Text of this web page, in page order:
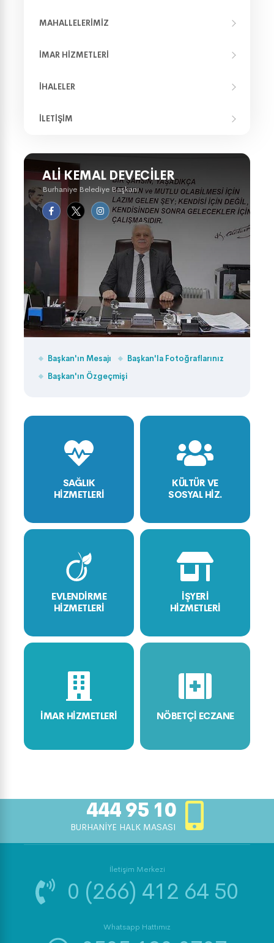
MAHALLELERIMIZ
İMAR HIZMETLERI
İHALELER
İLETIŞIM
ALI KEMAL DEVECILER
Burhaniye Belediye Başkanı
Başkan'ın Mesajı
Başkan'la Fotoğraflarınız
Başkan'ın Özgeçmişi
SAĞLIK
HİZMETLERİ
KÜLTÜR VE
SOSYAL HİZ.
EVLENDİRME
HİZMETLERİ
İŞYERİ
HİZMETLERİ
İMAR HİZMETLERİ NÖBETÇİ ECZANE
444 95 10
BURHANİYE HALK MASASI
İletişim Merkezi
0 (266) 412 64 50
Whatsapp Hattımız